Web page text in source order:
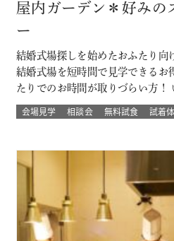
屋内ガーデン＊好みの
ー
結婚式場探しを始めたおふたり向
結婚式場を短時間で見学できるお
たりでのお時間が取りづらい方！
い方！ 結婚式のイメージが決まっ
ツアーです☆ 自然の中でアットホ
チャンス！！ このフェ…
会場見学 相談会 無料試食 試着